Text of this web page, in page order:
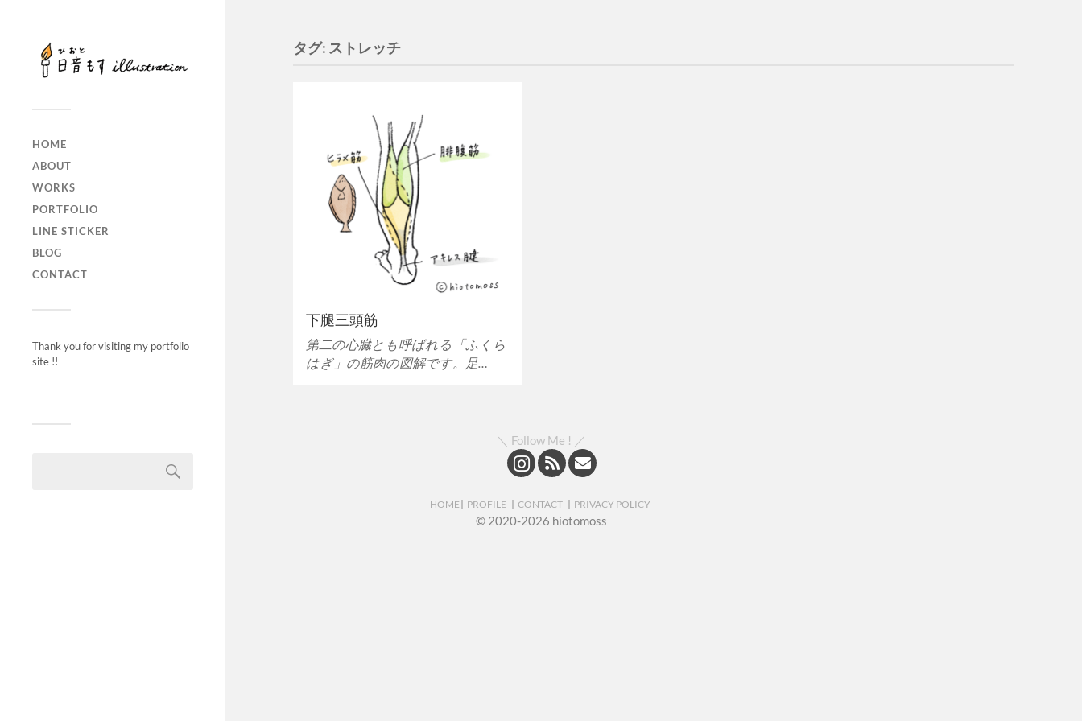
HOME
ABOUT
WORKS
PORTFOLIO
LINE STICKER
BLOG
CONTACT
Thank you for visiting my portfolio
site !!
タグ: ストレッチ
下腿三頭筋
第二の心臓とも呼ばれる「ふくら
はぎ」の筋肉の図解です。足…
＼ Follow Me ! ／
HOME PROFILE CONTACT PRIVACY POLICY
© 2020-2026 hiotomoss